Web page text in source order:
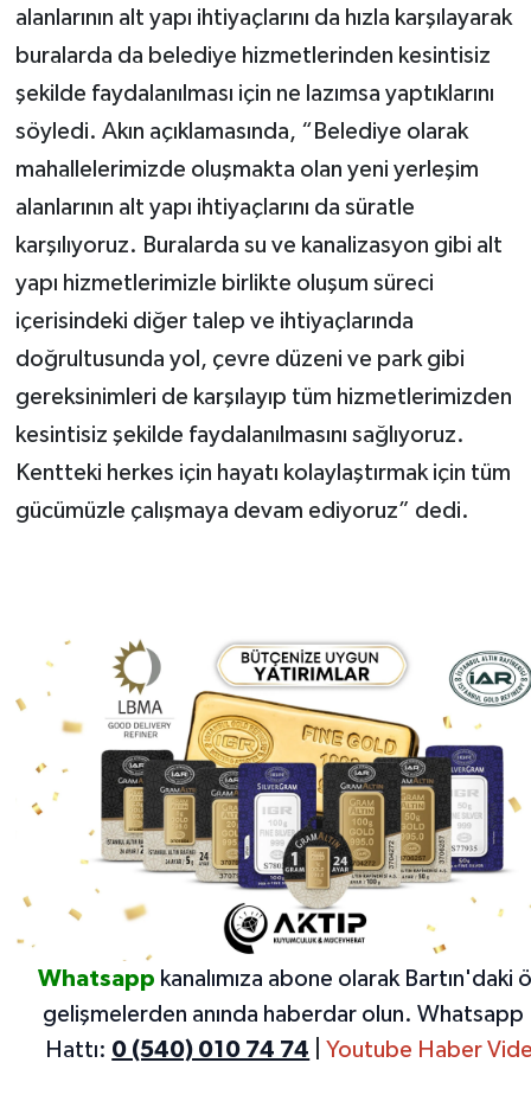
alanlarının alt yapı ihtiyaçlarını da hızla karşılayarak
buralarda da belediye hizmetlerinden kesintisiz
şekilde faydalanılması için ne lazımsa yaptıklarını
söyledi. Akın açıklamasında, “Belediye olarak
mahallelerimizde oluşmakta olan yeni yerleşim
alanlarının alt yapı ihtiyaçlarını da süratle
karşılıyoruz. Buralarda su ve kanalizasyon gibi alt
yapı hizmetlerimizle birlikte oluşum süreci
içerisindeki diğer talep ve ihtiyaçlarında
doğrultusunda yol, çevre düzeni ve park gibi
gereksinimleri de karşılayıp tüm hizmetlerimizden
kesintisiz şekilde faydalanılmasını sağlıyoruz.
Kentteki herkes için hayatı kolaylaştırmak için tüm
gücümüzle çalışmaya devam ediyoruz” dedi.
Whatsapp kanalımıza abone olarak Bartın'daki
gelişmelerden anında haberdar olun. Whatsapp
Hattı: 0 (540) 010 74 74 Youtube Haber